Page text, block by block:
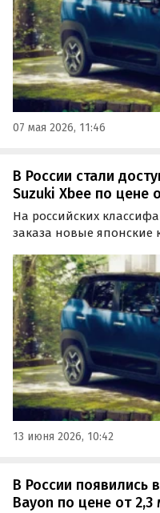
07 мая 2026, 11:46
В России стали
Suzuki Xbee по цене
На российских
заказа новые японские
продавались. Как
на такие машины
13 июня 2026, 10:42
В России появились
Bayon по цене от 2,3